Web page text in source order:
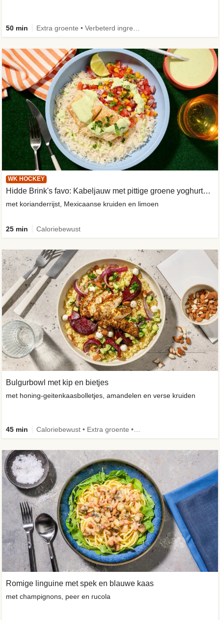
50 min
WK HOCKEY
Hidde Brink's favo: Kabeljauw met pittige groene yoghurtsaus
met korianderrijst, Mexicaanse kruiden en limoen
25 min Caloriebewust
Bulgurbowl met kip en bietjes
met honing-geitenkaasbolletjes, amandelen en verse kruiden
45 min
Romige linguine met spek en blauwe kaas
met champignons, peer en rucola